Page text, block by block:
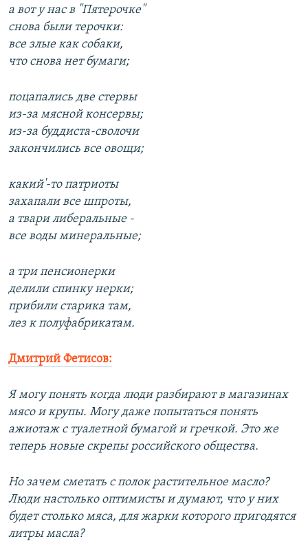
а вот у нас в "Пятерочке"
снова были терочки:
все злые как собаки,
что снова нет бумаги;
поцапались две стервы
из-за мясной консервы;
из-за буддиста-сволочи
закончились все овощи;
какий'-то патриоты
захапали все шпроты,
а твари либеральные -
все воды минеральные;
а три пенсионерки
делили спинку нерки;
прибили старика там,
лез к полуфабрикатам.
Дмитрий Фетисов:
Я могу понять когда люди разбирают в магазинах
мясо и крупы. Могу даже попытаться понять
ажиотаж с туалетной бумагой и гречкой. Это же
теперь новые скрепы российского общества.
Но зачем сметать с полок растительное масло?
Люди настолько оптимисты и думают, что у них
будет столько мяса, для жарки которого пригодятся
литры масла?